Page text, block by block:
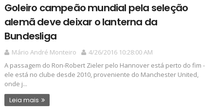
Goleiro campeão mundial pela seleção
alemã deve deixar o lanterna da
Bundesliga
Mário André Monteiro
4/26/2016 10:28:00 AM
A passagem do Ron-Robert Zieler pelo Hannover está perto do fim -
ele está no clube desde 2010, proveniente do Manchester United,
onde j...
Leia mais